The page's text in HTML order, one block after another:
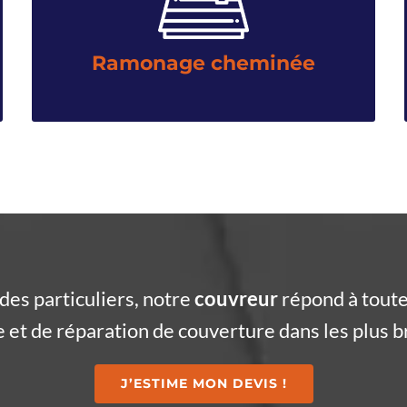
Ramonage cheminée
cheminée, poêle ou insert. Notre objectif ? Enlever les
dépôts de suie et de cendre empêchant le bon
particuliers, notrecouvreurrépond à
et de réparation de couverture dans les plus
J’ESTIME MON DEVIS !